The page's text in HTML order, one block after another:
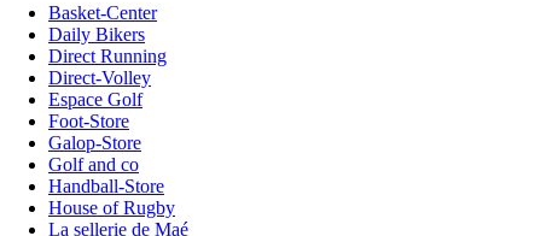
Basket-Center
Daily Bikers
Direct Running
Direct-Volley
Espace Golf
Foot-Store
Galop-Store
Golf and co
Handball-Store
House of Rugby
La sellerie de Maé